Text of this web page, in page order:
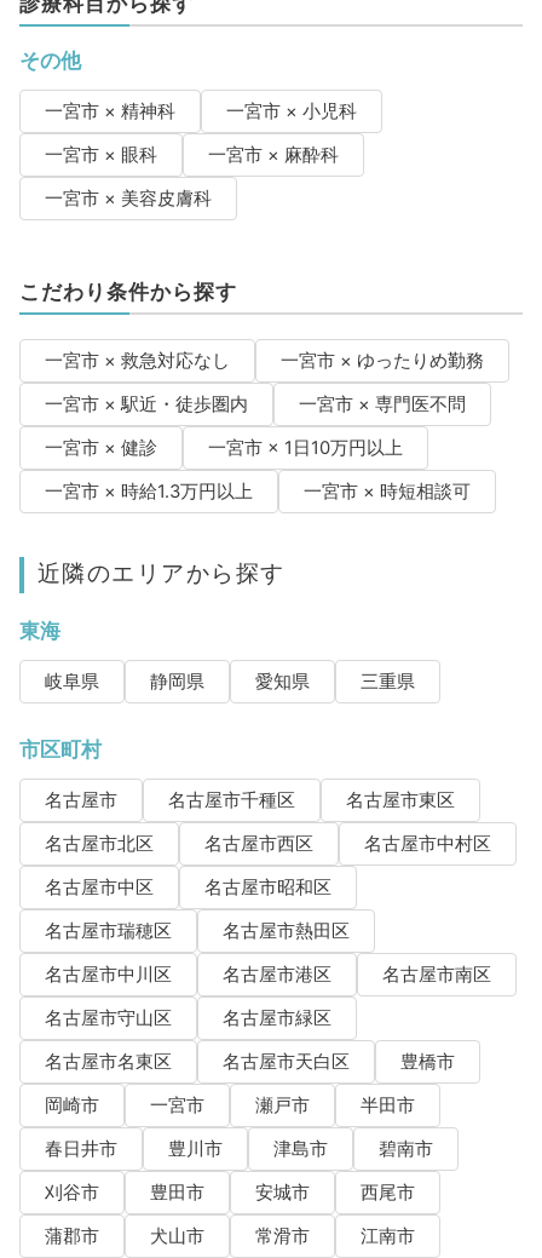
その他
一宮市 × 精神科
一宮市 × 小児科
一宮市 × 眼科
一宮市 × 麻酔科
一宮市 × 美容皮膚科
こだわり条件から探す
一宮市 × 救急対応なし
一宮市 × ゆったりめ勤務
一宮市 × 駅近・徒歩圏内
一宮市 × 専門医不問
一宮市 × 健診
一宮市 × 1日10万円以上
一宮市 × 時給1.3万円以上
一宮市 × 時短相談可
近隣のエリアから探す
東海
岐阜県 静岡県 愛知県 三重県
市区町村
名古屋市 名古屋市千種区
名古屋市東区
名古屋市北区
名古屋市西区
名古屋市中村区
名古屋市中区
名古屋市昭和区
名古屋市瑞穂区
名古屋市熱田区
名古屋市中川区
名古屋市港区
名古屋市南区
名古屋市守山区
名古屋市緑区
名古屋市名東区
名古屋市天白区
豊橋市
岡崎市
一宮市 瀬戸市
半田市
春日井市
豊川市 津島市
碧南市
刈谷市
豊田市 安城市
西尾市
蒲郡市
犬山市 常滑市
江南市